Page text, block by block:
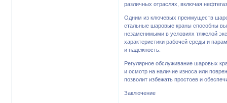
различных отраслях, включая
Одним из ключевых преимуществ
стальные шаровые краны способны
незаменимыми в условиях тяжелой
характеристики рабочей среды и
и надежность.
Регулярное обслуживание шаровых
и осмотр на наличие износа или
позволит избежать простоев и
Заключение